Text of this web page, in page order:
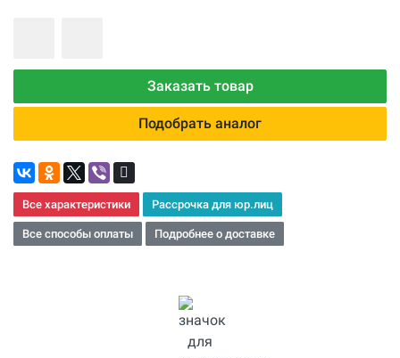
Заказать товар
Подобрать аналог
Все характеристики Рассрочка для юр.лиц
Все способы оплаты Подробнее о доставке